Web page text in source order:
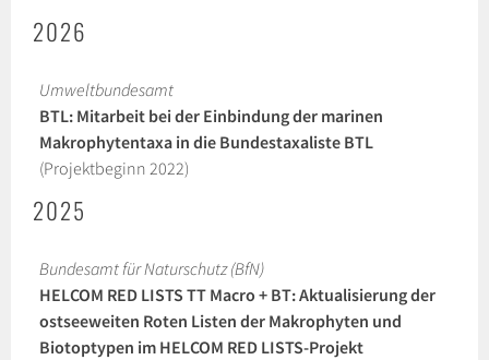
2026
Umweltbundesamt
BTL: Mitarbeit bei der Einbindung der marinen
Makrophytentaxa in die Bundestaxaliste BTL
(Projektbeginn 2022)
2025
Bundesamt für Naturschutz (BfN)
HELCOM RED LISTS TT Macro + BT: Aktualisierung der
ostseeweiten Roten Listen der Makrophyten und
Biotoptypen im HELCOM RED LISTS-Projekt